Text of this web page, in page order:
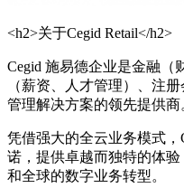
<h2>关于Cegid Retail</h2>
Cegid 施易德企业是金融（
（薪资、人才管理）、注
管理解决方案的领先提供商
凭借强大的全云业务模式
诺，提供卓越而独特的体
和全球的数字业务转型。